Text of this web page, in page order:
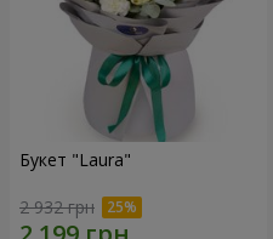
Букет "Laura"
2 932 грн